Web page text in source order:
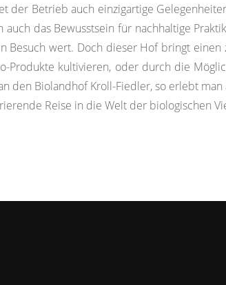
Betrieb auch einzigartige
das Bewusstsein für nachhaltige
Besuch wert. Doch dieser Hof bringt
Produkte kultivieren, oder durch die
den Biolandhof Kroll-Fiedler, so erlebt
Reise in die Welt der biologischen